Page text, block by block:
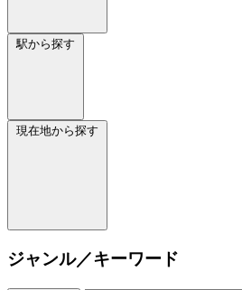
駅から探す
現在地から探す
ジャンル／キーワード